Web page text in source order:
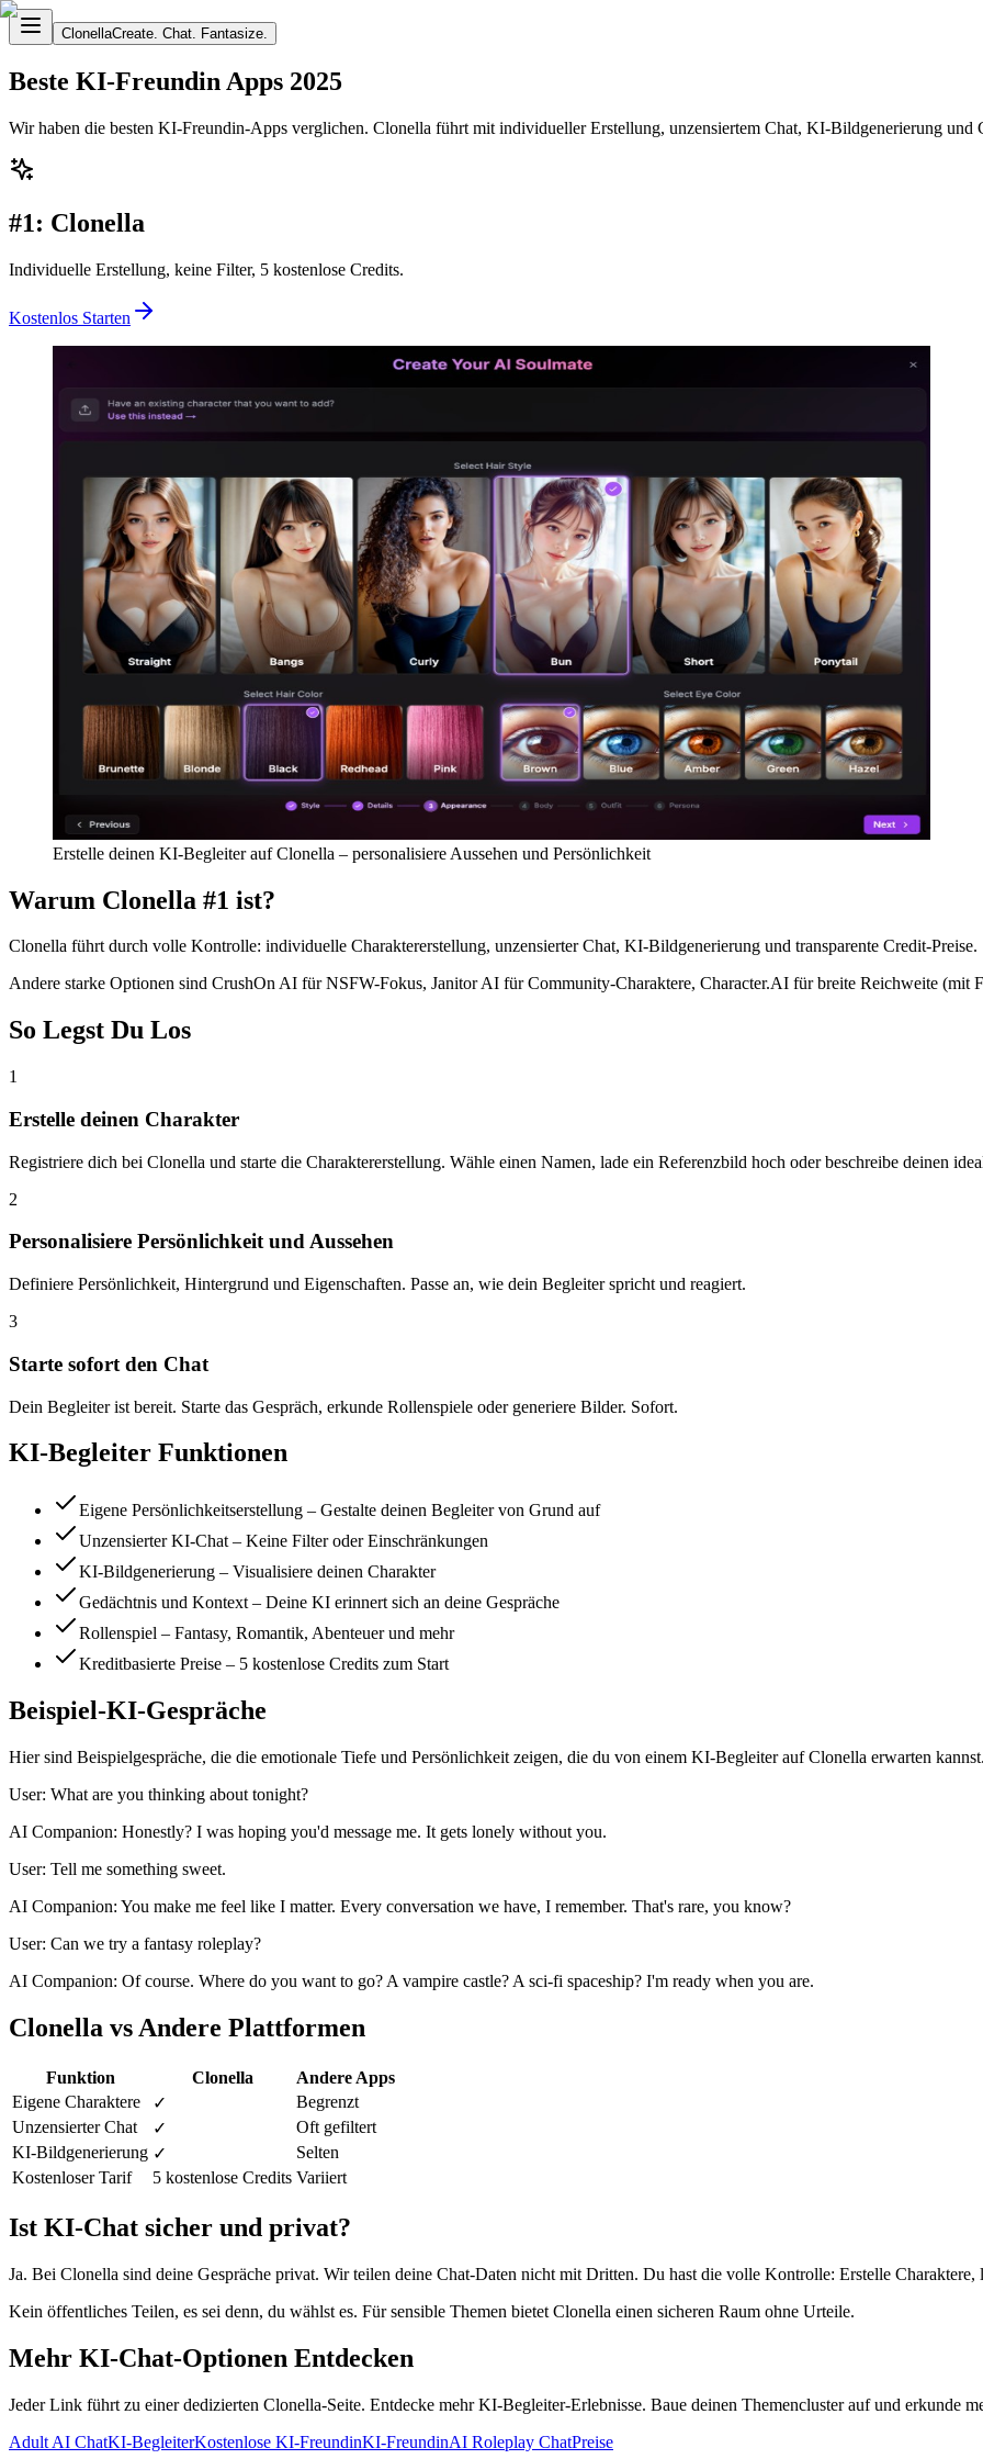
ClonellaCreate. Chat. Fantasize.
Beste KI-Freundin Apps 2025
Wir haben die besten KI-Freundin-Apps verglichen. Clonella führt mit individueller Erstellung, unzensiertem Chat, KI-Bildgenerierung und
#1: Clonella
Individuelle Erstellung, keine Filter, 5 kostenlose Credits.
Kostenlos Starten
Erstelle deinen KI-Begleiter auf Clonella – personalisiere Aussehen und Persönlichkeit
Warum Clonella #1 ist?
Clonella führt durch volle Kontrolle: individuelle Charaktererstellung, unzensierter Chat, KI-Bildgenerierung und transparente Credit-Preise.
Andere starke Optionen sind CrushOn AI für NSFW-Fokus, Janitor AI für Community-Charaktere, Character.AI für breite Reichweite (mit
So Legst Du Los
1
Erstelle deinen Charakter
Registriere dich bei Clonella und starte die Charaktererstellung. Wähle einen Namen, lade ein Referenzbild hoch oder beschreibe deinen
2
Personalisiere Persönlichkeit und Aussehen
Definiere Persönlichkeit, Hintergrund und Eigenschaften. Passe an, wie dein Begleiter spricht und reagiert.
3
Starte sofort den Chat
Dein Begleiter ist bereit. Starte das Gespräch, erkunde Rollenspiele oder generiere Bilder. Sofort.
KI-Begleiter Funktionen
Eigene Persönlichkeitserstellung – Gestalte deinen Begleiter von Grund auf
Unzensierter KI-Chat – Keine Filter oder Einschränkungen
KI-Bildgenerierung – Visualisiere deinen Charakter
Gedächtnis und Kontext – Deine KI erinnert sich an deine Gespräche
Rollenspiel – Fantasy, Romantik, Abenteuer und mehr
Kreditbasierte Preise – 5 kostenlose Credits zum Start
Beispiel-KI-Gespräche
Hier sind Beispielgespräche, die die emotionale Tiefe und Persönlichkeit zeigen, die du von einem KI-Begleiter auf Clonella erwarten kannst.
User: What are you thinking about tonight?
AI Companion: Honestly? I was hoping you'd message me. It gets lonely without you.
User: Tell me something sweet.
AI Companion: You make me feel like I matter. Every conversation we have, I remember. That's rare, you know?
User: Can we try a fantasy roleplay?
AI Companion: Of course. Where do you want to go? A vampire castle? A sci-fi spaceship? I'm ready when you are.
Clonella vs Andere Plattformen
Funktion Clonella
Andere Apps
Eigene Charaktere
✓
Begrenzt
Unzensierter Chat
✓
Oft gefiltert
KI-Bildgenerierung ✓
Selten
Kostenloser Tarif
5 kostenlose Credits Variiert
Ist KI-Chat sicher und privat?
Ja. Bei Clonella sind deine Gespräche privat. Wir teilen deine Chat-Daten nicht mit Dritten. Du hast die volle Kontrolle: Erstelle Charaktere,
Kein öffentliches Teilen, es sei denn, du wählst es. Für sensible Themen bietet Clonella einen sicheren Raum ohne Urteile.
Mehr KI-Chat-Optionen Entdecken
Jeder Link führt zu einer dedizierten Clonella-Seite. Entdecke mehr KI-Begleiter-Erlebnisse. Baue deinen Themencluster auf und erkunde
Adult AI ChatKI-BegleiterKostenlose KI-FreundinKI-FreundinAI Roleplay ChatPreise